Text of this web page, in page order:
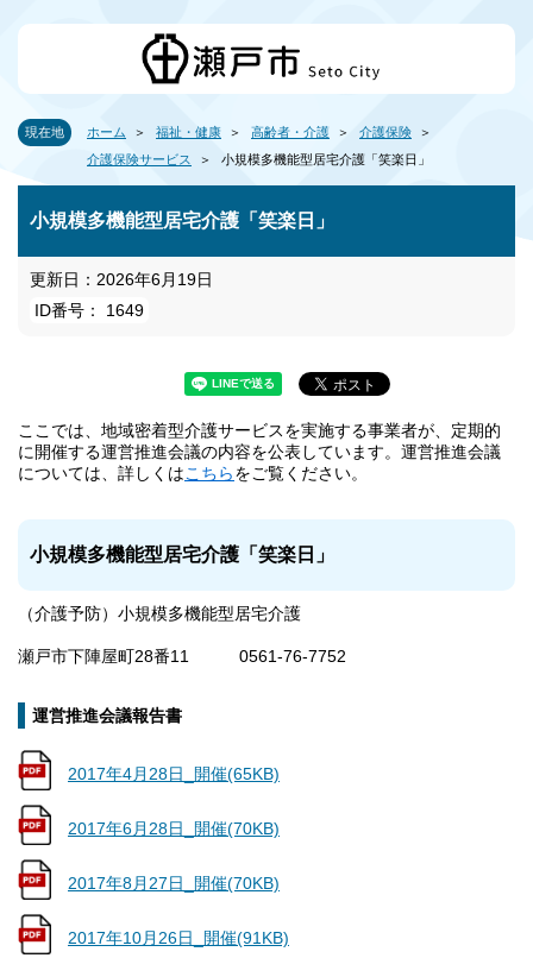
現在地 ホーム 福祉・健康 高齢者・介護
介護保険
介護保険サービス
小規模多機能型居宅介護「笑楽日」
小規模多機能型居宅介護「笑楽日」
更新日：2026年6月19日
ID番号： 1649
ここでは、地域密着型介護サービスを実施する事業者が、定期的
に開催する運営推進会議の内容を公表しています。運営推進会議
については、詳しくはこちらをご覧ください。
小規模多機能型居宅介護「笑楽日」
（介護予防）小規模多機能型居宅介護
瀬戸市下陣屋町28番11 0561-76-7752
運営推進会議報告書
2017年4月28日_開催(65KB)
2017年6月28日_開催(70KB)
2017年8月27日_開催(70KB)
2017年10月26日_開催(91KB)